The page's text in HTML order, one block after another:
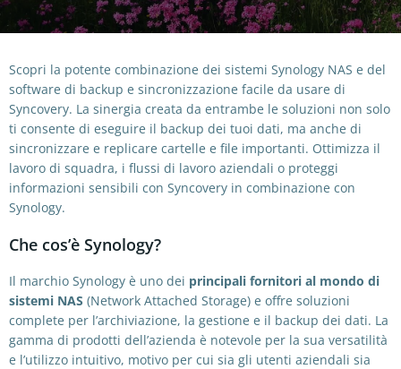
Scopri la potente combinazione dei sistemi Synology NAS e del
software di backup e sincronizzazione facile da usare di
Syncovery. La sinergia creata da entrambe le soluzioni non solo
ti consente di eseguire il backup dei tuoi dati, ma anche di
sincronizzare e replicare cartelle e file importanti. Ottimizza il
lavoro di squadra, i flussi di lavoro aziendali o proteggi
informazioni sensibili con Syncovery in combinazione con
Synology.
Che cos’è Synology?
Il marchio Synology è uno dei principali fornitori al mondo di
sistemi NAS (Network Attached Storage) e offre soluzioni
complete per l’archiviazione, la gestione e il backup dei dati. La
gamma di prodotti dell’azienda è notevole per la sua versatilità
e l’utilizzo intuitivo, motivo per cui sia gli utenti aziendali sia